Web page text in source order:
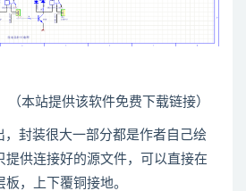
本站提供该软件免费下载链接）
，封装很大一部分都是作者自己绘
提供连接好的源文件，可以直接在
，上下覆铜接地。